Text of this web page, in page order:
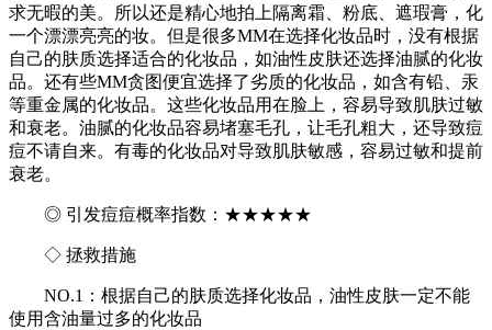
求无暇的美。所以还是精心地拍上隔离霜、粉底、遮瑕膏，化
一个漂漂亮亮的妆。但是很多MM在选择化妆品时，没有根据
自己的肤质选择适合的化妆品，如油性皮肤还选择油腻的化妆
品。还有些MM贪图便宜选择了劣质的化妆品，如含有铅、汞
等重金属的化妆品。这些化妆品用在脸上，容易导致肌肤过敏
和衰老。油腻的化妆品容易堵塞毛孔，让毛孔粗大，还导致痘
痘不请自来。有毒的化妆品对导致肌肤敏感，容易过敏和提前
衰老。
◎ 引发痘痘概率指数：★★★★★
◇ 拯救措施
NO.1：根据自己的肤质选择化妆品，油性皮肤一定不能
使用含油量过多的化妆品